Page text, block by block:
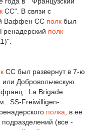
СС". В связи с
Ваффен СС полк был
полк
СС был развернут в 7-ю
Добровольческую
La Brigade
SS-Freiwilligen-
полка , в ее
(все -